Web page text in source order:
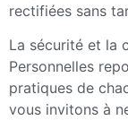
rectifiées sans
La sécurité et la
Personnelles
pratiques de
vous invitons à